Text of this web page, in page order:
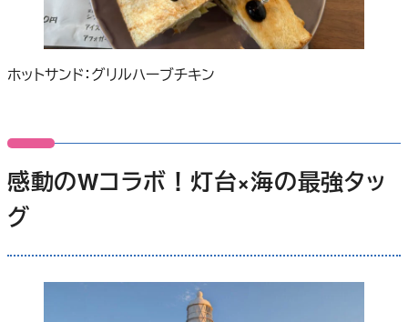
ホットサンド：グリルハーブチキン
感動のWコラボ！灯台×海の最強タッ
グ